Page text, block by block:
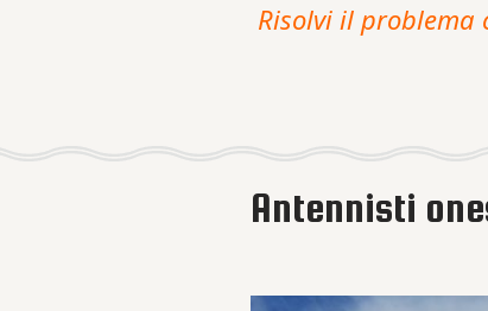
Risolvi il problema
Antennisti